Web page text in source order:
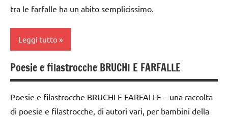
classe
dai
3 ai
Primavera
SCIENZE
tra le farfalle ha un abito semplicissimo.
Leggi tutto
classe
1a
classe
2a
Poesie e filastrocche BRUCHI E FARFALLE
Poesie e filastrocche BRUCHI E FARFALLE – una raccolta
di poesie e filastrocche, di autori vari, per bambini della